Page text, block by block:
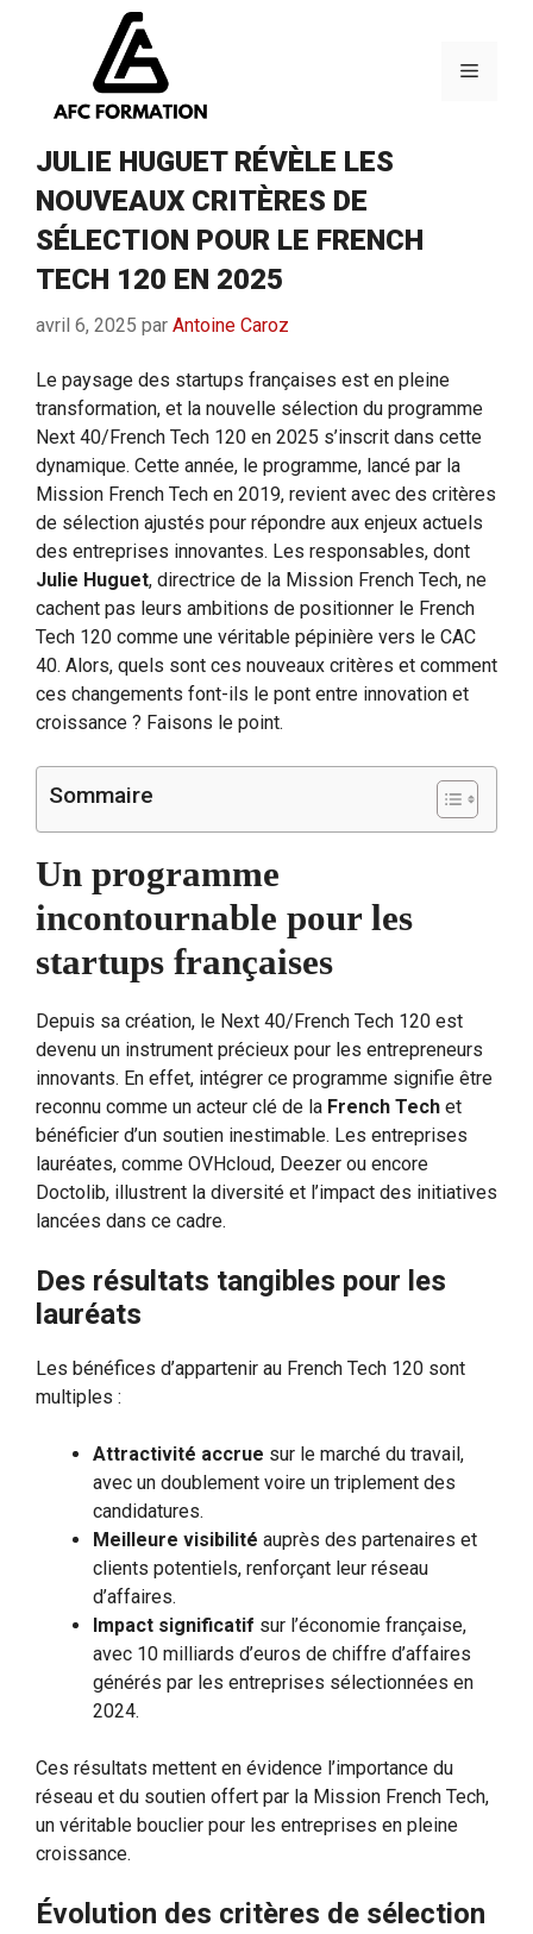
Menu
JULIE HUGUET RÉVÈLE LES
NOUVEAUX CRITÈRES DE
SÉLECTION POUR LE FRENCH
TECH 120 EN 2025
avril 6, 2025 par Antoine Caroz
Le paysage des startups françaises est en pleine
transformation, et la nouvelle sélection du programme
Next 40/French Tech 120 en 2025 s’inscrit dans cette
dynamique. Cette année, le programme, lancé par la
Mission French Tech en 2019, revient avec des critères
de sélection ajustés pour répondre aux enjeux actuels
des entreprises innovantes. Les responsables, dont
Julie Huguet, directrice de la Mission French Tech, ne
cachent pas leurs ambitions de positionner le French
Tech 120 comme une véritable pépinière vers le CAC
40. Alors, quels sont ces nouveaux critères et comment
ces changements font-ils le pont entre innovation et
croissance ? Faisons le point.
Sommaire
Un programme
incontournable pour les
startups françaises
Depuis sa création, le Next 40/French Tech 120 est
devenu un instrument précieux pour les entrepreneurs
innovants. En effet, intégrer ce programme signifie être
reconnu comme un acteur clé de la French Tech et
bénéficier d’un soutien inestimable. Les entreprises
lauréates, comme OVHcloud, Deezer ou encore
Doctolib, illustrent la diversité et l’impact des initiatives
lancées dans ce cadre.
Des résultats tangibles pour les
lauréats
Les bénéfices d’appartenir au French Tech 120 sont
multiples :
Attractivité accrue sur le marché du travail,
avec un doublement voire un triplement des
candidatures.
Meilleure visibilité auprès des partenaires et
clients potentiels, renforçant leur réseau
d’affaires.
Impact significatif sur l’économie française,
avec 10 milliards d’euros de chiffre d’affaires
générés par les entreprises sélectionnées en
2024.
Ces résultats mettent en évidence l’importance du
réseau et du soutien offert par la Mission French Tech,
un véritable bouclier pour les entreprises en pleine
croissance.
Évolution des critères de sélection